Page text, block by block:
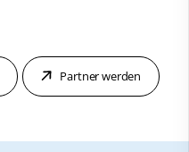
Partner werden